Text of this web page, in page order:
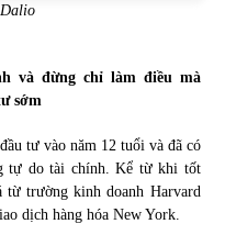
2022: Top 10 cổ phiếu nổi bật
tử sau ngày thị trường lập kỷ lục
và đừng chỉ làm điều mà
sớm
tư vào năm 12 tuổi và đã có
tự do tài chính. Kể từ khi tốt
từ trường kinh doanh Harvard
dịch hàng hóa New York.